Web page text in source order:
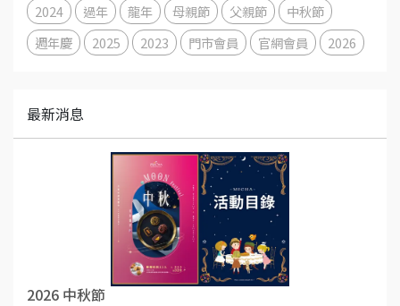
2024 過年 龍年 母親節 父親節
中秋節
週年慶
2025 2023 門市會員 官網會員 2026
最新消息
2026 中秋節